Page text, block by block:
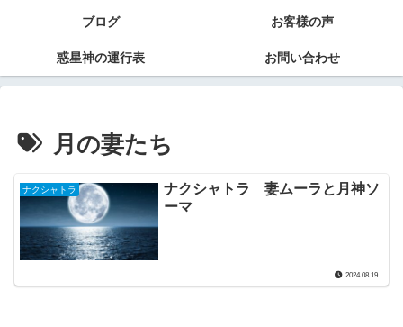
ブログ お客様の声
惑星神の運行表 お問い合わせ
月の妻たち
ナクシャトラ
ナクシャトラ 妻ムーラと月神ソ
ーマ
2024.08.19